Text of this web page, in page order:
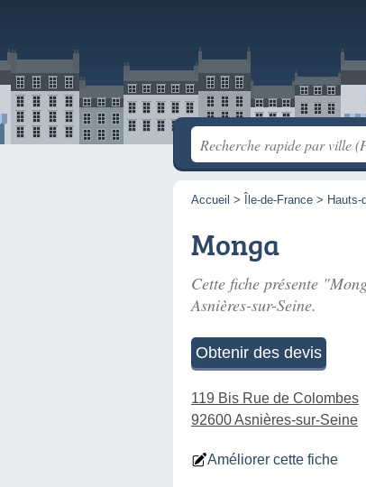
Accueil > Île-de-France > Hauts-
Monga
Cette fiche présente
Asnières-sur-Seine.
Obtenir des devis
119 Bis Rue de Colombes
92600 Asnières-sur-Seine
Améliorer cette fiche